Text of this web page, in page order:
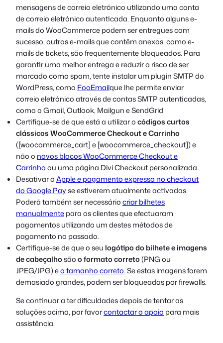
mensagens de correio eletrónico utilizando uma conta
de correio eletrónico autenticada. Enquanto alguns e-
mails do WooCommerce podem ser entregues com
sucesso, outros e-mails que contêm anexos, como e-
mails de tickets, são frequentemente bloqueados. Para
garantir uma melhor entrega e reduzir o risco de ser
marcado como spam, tente instalar um plugin SMTP do
WordPress, como FooEmailque lhe permite enviar
correio eletrónico através de contas SMTP autenticadas,
como o Gmail, Outlook, Mailgun e SendGrid
Certifique-se de que está a utilizar ocódigos curtos
clássicos WooCommerce Checkout e Carrinho
([woocommerce_cart] e [woocommerce_checkout]) e
não o novos blocos WooCommerce Checkout e
Carrinhoou uma página Divi Checkout personalizada.
Desativar oApple e pagamento expresso no checkout
do Google Payse estiverem atualmente activadas.
Poderá também ser necessáriocriar bilhetes
manualmentepara os clientes que efectuaram
pagamentos utilizando um destes métodos de
pagamento no passado.
Certifique-se de que o seu logótipo do bilhete e imagens
de cabeçalhosãoo formato correto(PNG ou
JPEG/JPG) eo tamanho correto. Se estas imagens forem
demasiado grandes, podem ser bloqueadas por firewalls.
Se continuar a ter dificuldades depois de tentar as
soluções acima, por favorcontactar o apoio para mais
assistência.